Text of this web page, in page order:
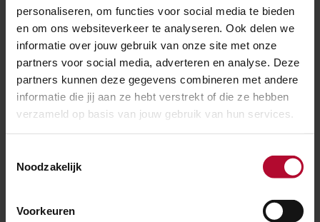
personaliseren, om functies voor social media te bieden
en om ons websiteverkeer te analyseren. Ook delen we
informatie over jouw gebruik van onze site met onze
partners voor social media, adverteren en analyse. Deze
partners kunnen deze gegevens combineren met andere
informatie die jij aan ze hebt verstrekt of die ze hebben
verzameld op basis van jouw gebruik van hun services.
Noodzakelijk
Voorkeuren
Spoorwerk tussen Rotterdam en Den Haag